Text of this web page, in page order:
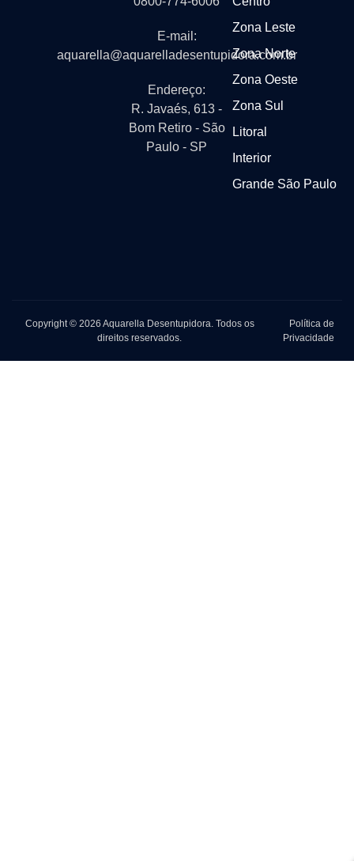
E-mail:
aquarella@aquarelladesentupidora.com.br
Endereço:
R. Javaés, 613 -
Bom Retiro - São
Paulo - SP
Zona Leste
Zona Norte
Zona Oeste
Zona Sul
Litoral
Interior
Grande São Paulo
Copyright © 2026 Aquarella Desentupidora. Todos os
direitos reservados.
Política de
Privacidade